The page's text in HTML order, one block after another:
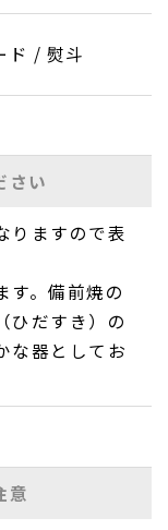
ド / 熨斗
さい
りますので表
。備前焼の
ひだすき）の
な器としてお
意